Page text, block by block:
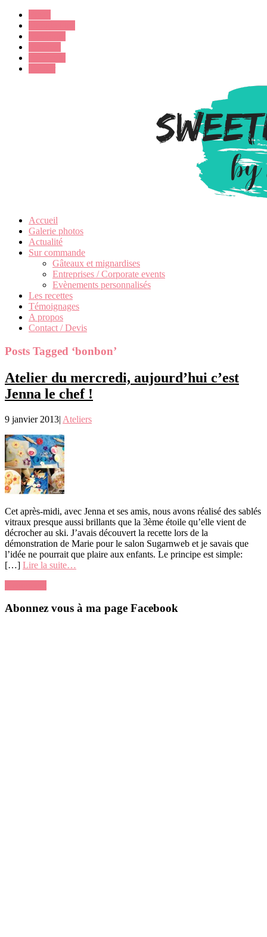
Accueil
Galerie photos
Actualité
Sur commande
Gâteaux et mignardises
Entreprises / Corporate events
Evènements personnalisés
Les recettes
Témoignages
A propos
Contact / Devis
Posts Tagged ‘bonbon’
Atelier du mercredi, aujourd’hui c’est
Jenna le chef !
9 janvier 2013| Ateliers
Cet après-midi, avec Jenna et ses amis, nous avons réalisé des sablés
vitraux presque aussi brillants que la 3ème étoile qu’elle vient de
décrocher au ski. J’avais découvert la recette lors de la
démonstration de Marie pour le salon Sugarnweb et je savais que
l’idée ne pourrait que plaire aux enfants. Le principe est simple:
[…] Lire la suite…
Abonnez vous à ma page Facebook